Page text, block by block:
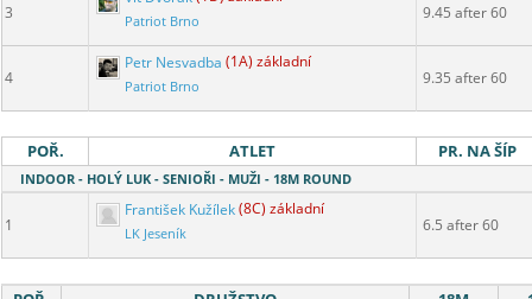
3 Patriot Brno 9.45 after 60
4
Petr Nesvadba (1A) základní
Patriot Brno 9.35 after 60
POŘ. ATLET PR. NA ŠÍP
INDOOR - HOLÝ LUK - SENIOŘI - MUŽI - 18M ROUND
1
František Kužílek(8C) základní
LK Jeseník 6.5 after 60